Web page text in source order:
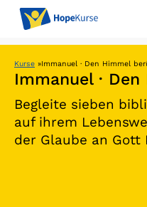
Kurse »Immanuel · Den Himmel
Immanuel ·
Begleite sieben
auf ihrem
der Glaube an